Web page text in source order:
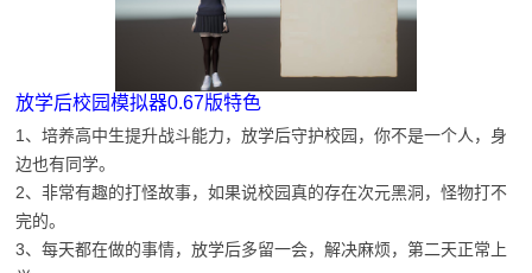
放学后校园模拟器0.67版特色
1、培养高中生提升战斗能力，放学后守护校园，你不是一个人，身
边也有同学。
2、非常有趣的打怪故事，如果说校园真的存在次元黑洞，怪物打不
完的。
3、每天都在做的事情，放学后多留一会，解决麻烦，第二天正常上